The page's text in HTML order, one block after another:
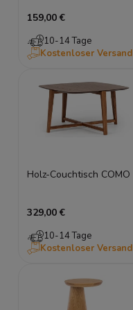
159,00 €
10-14 Tage
Kostenloser Versand
Holz-Couchtisch COMO
329,00 €
10-14 Tage
Kostenloser Versand